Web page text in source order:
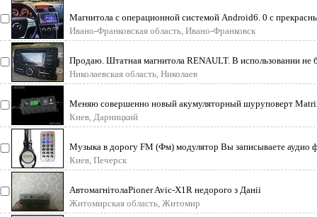
Магнитола с операционной системой Android6. 0 c
множеством допол
Ивано-Франковская область, Ивано-Франковск
Продаю. Штатная магнитола RENAULT. В использовании не
Возможна доставка
Николаевская область, Николаев
Меняю совершенно новый акумуляторный шуруповерт
и новую интеллек
Киев, Дарницкий
Музыка в дорогу FM (Фм) модулятор Вы записываете аудио
формате MP3 на USB
Киев, Печерск
АвтомагнітолаPioner Avic-X1R недорого з Даніі
Житомирская область, Житомир